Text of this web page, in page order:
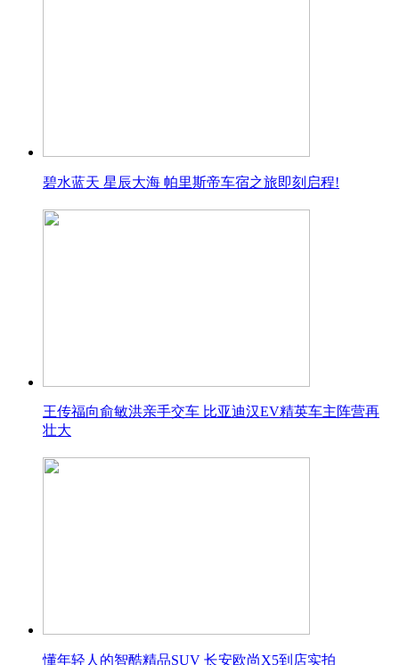
碧水蓝天 星辰大海 帕里斯帝车宿之旅即刻启程!
王传福向俞敏洪亲手交车 比亚迪汉EV精英车主阵营再
壮大
懂年轻人的智酷精品SUV 长安欧尚X5到店实拍